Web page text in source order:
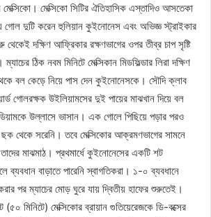
মেক্সিকো সিটির ঐতিহাসিক এস্তাদিও আসতেকা
গোল দুটি করেন হুলিয়ান কুইনোনেস এবং অভিজ্ঞ স্ট্রাইকার
থেকেই দক্ষিণ আফ্রিকার রক্ষণভাগের ওপর তীব্র চাপ সৃষ্টি
ঠিক নবম মিনিটে মেক্সিকান মিডফিল্ডার লিরা দক্ষিণ
বল কেড়ে নিয়ে পাস দেন কুইনোনেসকে। সৌদি ক্লাব
গোলরক্ষক উইলিয়ামসের দুই পায়ের মাঝখান দিয়ে বল
উল্লাসে ভাসান। এক গোলে পিছিয়ে পড়ার পরও
ছক থেকে সরেনি। তবে মেক্সিকোর আক্রমণভাগের সামনে
মাঝমাঠ। প্রথমার্ধে কুইনোনেসের একটি শট
ব্যবধান বাড়াতে পারেনি স্বাগতিকরা। ১-০ ব্যবধানে
পর ম্যাচের মোড় ঘুরে যায় দ্বিতীয় হাফের শুরুতেই।
(৫০ মিনিটে) মেক্সিকোর ব্রায়ান গুতিয়েরেজকে ডি-বক্সের